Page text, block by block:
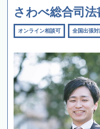
さわべ総合司
オンライン相談可 全国出張対